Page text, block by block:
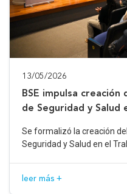
13/05/2026
BSE impulsa
de Seguridad y Salud
Se formalizó la creación
Seguridad y Salud en el
leer más +